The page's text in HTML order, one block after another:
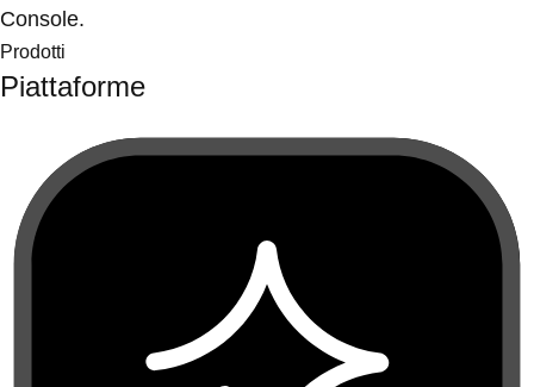
Console.
Prodotti
Piattaforme